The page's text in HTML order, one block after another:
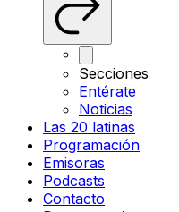
Secciones
Entérate
Noticias
Las 20 latinas
Programación
Emisoras
Podcasts
Contacto